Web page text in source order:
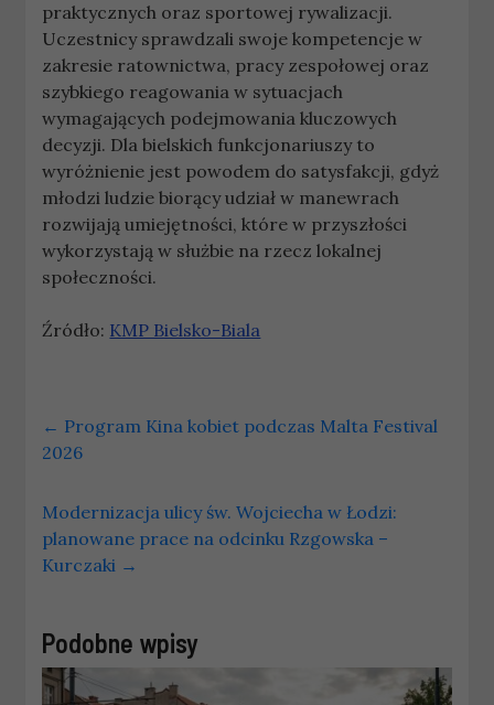
praktycznych oraz sportowej rywalizacji.
Uczestnicy sprawdzali swoje kompetencje w
zakresie ratownictwa, pracy zespołowej oraz
szybkiego reagowania w sytuacjach
wymagających podejmowania kluczowych
decyzji. Dla bielskich funkcjonariuszy to
wyróżnienie jest powodem do satysfakcji, gdyż
młodzi ludzie biorący udział w manewrach
rozwijają umiejętności, które w przyszłości
wykorzystają w służbie na rzecz lokalnej
społeczności.
Źródło: KMP Bielsko-Biala
← Program Kina kobiet podczas Malta Festival
2026
Modernizacja ulicy św. Wojciecha w Łodzi:
planowane prace na odcinku Rzgowska –
Kurczaki →
Podobne wpisy